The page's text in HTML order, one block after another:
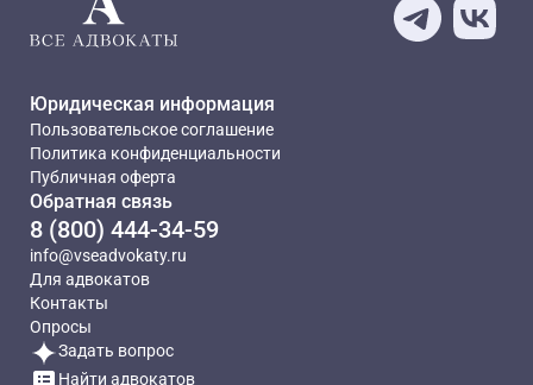
Юридическая информация
Пользовательское соглашение
Политика конфиденциальности
Публичная оферта
Обратная связь
8 (800) 444-34-59
info@vseadvokaty.ru
Для адвокатов
Контакты
Опросы
Задать вопрос
Найти адвокатов